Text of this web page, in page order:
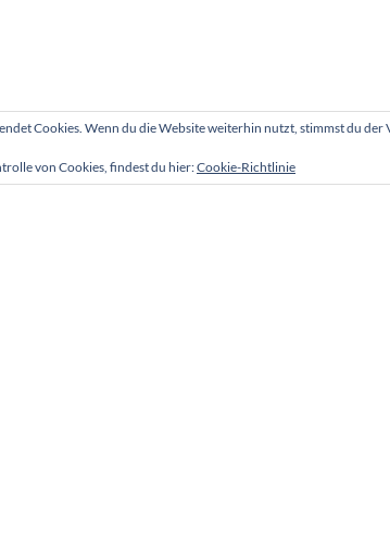
Cookies. Wenn du die Website weiterhin nutzt, stimmst du der
von Cookies, findest du hier:Cookie-Richtlinie